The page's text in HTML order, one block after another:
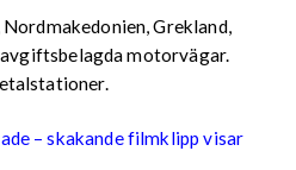
Grekland,
motorvägar.
– skakande filmklipp visar